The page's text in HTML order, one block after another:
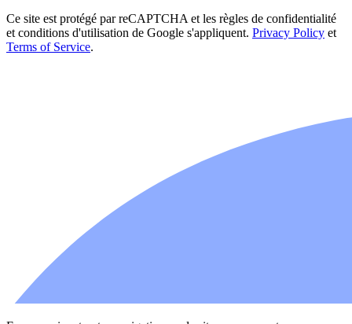
Ce site est protégé par reCAPTCHA et les règles de confidentialité
et conditions d'utilisation de Google s'appliquent. Privacy Policy et
Terms of Service.